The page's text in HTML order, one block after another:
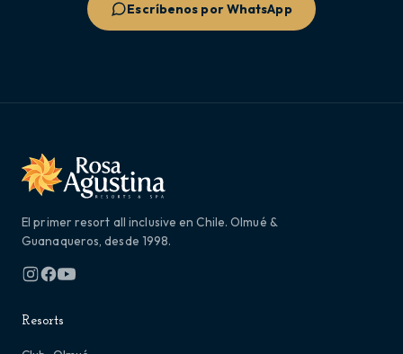
Escríbenos por WhatsApp
El primer resort all inclusive en Chile. Olmué &
Guanaqueros, desde 1998.
Resorts